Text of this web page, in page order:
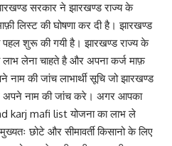
सरकार ने झारखण्ड राज्य के
लिस्ट की घोषणा कर दी है। झारखण्ड
पहल शुरू की गयी है। झारखण्ड राज्य के
लाभ लेना चाहते है और अपना कर्ज माफ़
की जांच लाभार्थी सूचि जो झारखण्ड
अपने नाम की जांच करे। अगर आपका
karj mafi list योजना का लाभ ले
छोटे और सीमावर्ती किसानो के लिए